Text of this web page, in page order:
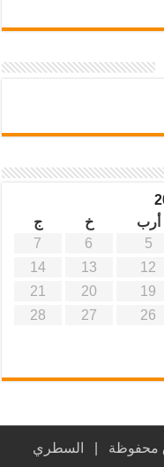
أرب خ
ج
5
6
7
12
13
14
19
20
21
26
27
28
السطري